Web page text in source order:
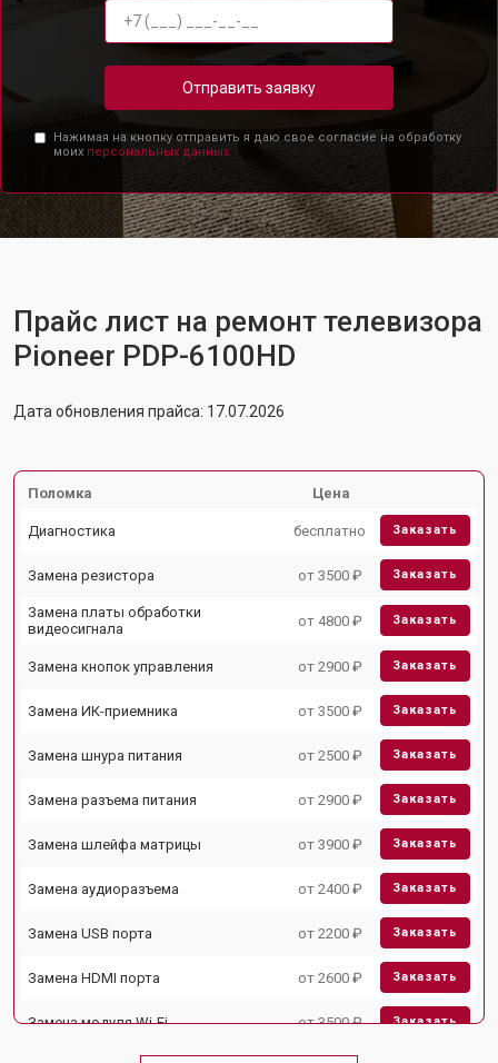
Отправить заявку
Нажимая на кнопку отправить я даю свое согласие на обработку
моих персональных данных.
Прайс лист на ремонт телевизора
Pioneer PDP-6100HD
Дата обновления прайса: 17.07.2026
Поломка Цена
Диагностика бесплатно Заказать
Замена резистора от 3500 ₽ Заказать
Замена платы обработки
видеосигнала
от 4800 ₽ Заказать
Замена кнопок управления от 2900 ₽ Заказать
Замена ИК-приемника от 3500 ₽ Заказать
Замена шнура питания от 2500 ₽ Заказать
Замена разъема питания от 2900 ₽ Заказать
Замена шлейфа матрицы от 3900 ₽ Заказать
Замена аудиоразъема от 2400 ₽ Заказать
Замена USB порта от 2200 ₽ Заказать
Замена HDMI порта от 2600 ₽ Заказать
Замена модуля Wi-Fi от 3500 ₽ Заказать